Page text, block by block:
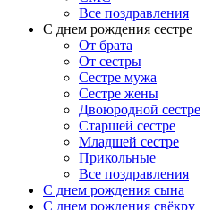
Все поздравления
С днем рождения сестре
От брата
От сестры
Сестре мужа
Сестре жены
Двоюродной сестре
Старшей сестре
Младшей сестре
Прикольные
Все поздравления
C днем рождения сына
C днем рождения свёкру